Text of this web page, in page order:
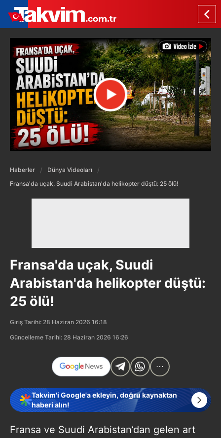
Haberler
Dünya Videoları
Fransa'da uçak, Suudi Arabistan'da helikopter düştü: 25 ölü!
Fransa'da uçak, Suudi
Arabistan'da helikopter düştü:
25 ölü!
Giriş Tarihi: 28 Haziran 2026 16:18
Güncelleme Tarihi: 28 Haziran 2026 16:26
Takvim'i Google'a ekleyin, doğru kaynaktan
haberi alın!
Fransa ve Suudi Arabistan’dan gelen art